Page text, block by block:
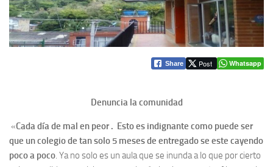
Share Post Whatsapp
Denuncia la comunidad
«Cada día de mal en peor . Esto es indignante como puede ser
que un colegio de tan solo 5 meses de entregado se este cayendo
poco a poco . Ya no solo es un aula que se inunda a lo que por cierto